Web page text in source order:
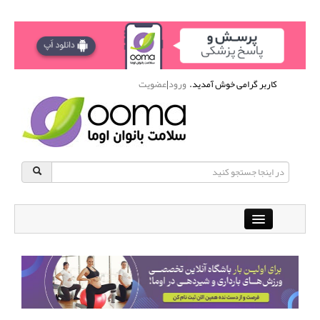
کاربر گرامی خوش آمدید.ورود|عضویت
باشگاه آنلاین ورزشی اوما
دانشنامه سلامت بانوان پرسش و پاسخ